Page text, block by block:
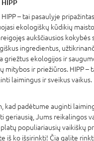
HIPP
HIPP – tai pasaulyje
ekologiškų kūdikių
aukščiausios
ingredientus,
griežtus ekologijos ir
mitybos ir priežiūros. HIPP –
laimingus ir sveikus vaikus.
kad padėtume auginti
geriausią, Jums reikalingos
populiariausių vaikiškų
iš ko išsirinkti! Čia galite